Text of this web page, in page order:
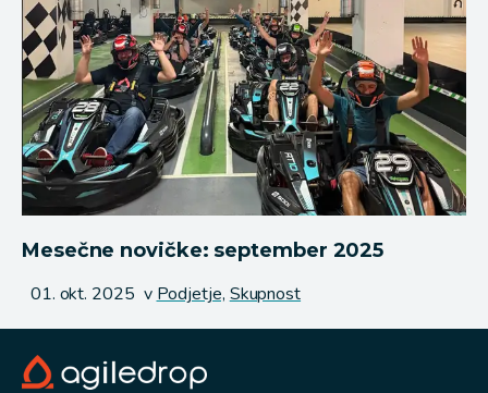
Mesečne novičke: september 2025
Objavljeno
01. okt. 2025 v Podjetje, Skupnost